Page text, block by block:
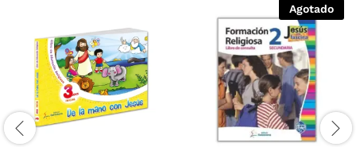
Agotado